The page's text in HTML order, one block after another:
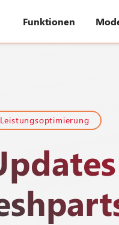
Funktionen
Leistungsoptimierung